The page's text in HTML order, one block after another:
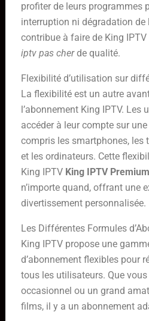
profiter de leurs programmes
interruption ni dégradation de
contribue à faire de King
iptv pas cherde qualité.
Flexibilité d’utilisation sur
La flexibilité est un autre
l’abonnement King IPTV. Les
accéder à leur compte sur
compris les smartphones, les
et les ordinateurs. Cette
King IPTV King IPTV Premium
n’importe quand, offrant une
divertissement personnalisée.
Les Différentes Formules
King IPTV propose une
d’abonnement flexibles pour
tous les utilisateurs. Que
occasionnel ou un grand
films, il y a un abonnement